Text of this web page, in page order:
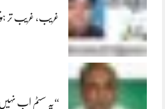
غریب، غریب تر
“یہ سسٹم اب